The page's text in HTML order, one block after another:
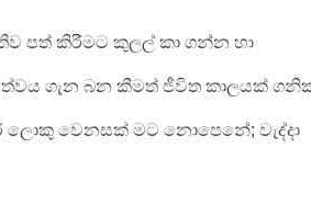
පත් කිරීමට කුලල් කා ගන්න හා
ගැන බන කීමත් ජීවිත කාලයක්
ලොකු වෙනසක් මට නොපෙනේ; වැද්දා